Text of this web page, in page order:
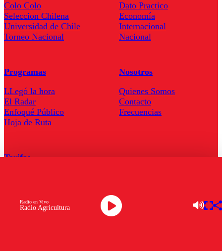
Radio Agricultura
Radio en Vivo
Colo Colo
Seleccion Chilena
Universidad de Chile
Torneo Nacional
Dato Practico
Economía
Internacional
Nacional
Programas
LLegó la hora
El Radar
Enfoqué Público
Hoja de Ruta
Nosotros
Quienes Somos
Contacto
Frecuencias
Tarifas